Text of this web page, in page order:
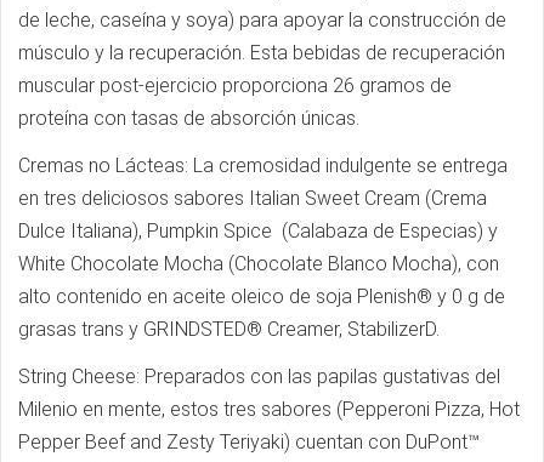
de leche, caseína y soya) para apoyar la construcción de
músculo y la recuperación. Esta bebidas de recuperación
muscular post-ejercicio proporciona 26 gramos de
proteína con tasas de absorción únicas.
Cremas no Lácteas: La cremosidad indulgente se entrega
en tres deliciosos sabores Italian Sweet Cream (Crema
Dulce Italiana), Pumpkin Spice (Calabaza de Especias) y
White Chocolate Mocha (Chocolate Blanco Mocha), con
alto contenido en aceite oleico de soja Plenish® y 0 g de
grasas trans y GRINDSTED® Creamer, StabilizerD.
String Cheese: Preparados con las papilas gustativas del
Milenio en mente, estos tres sabores (Pepperoni Pizza, Hot
Pepper Beef and Zesty Teriyaki) cuentan con DuPont™